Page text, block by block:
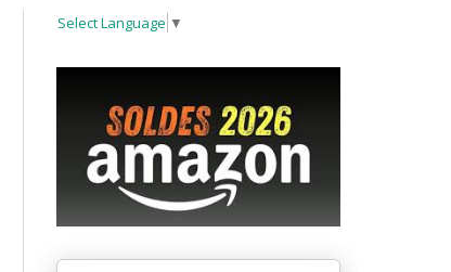
Select Language ▼